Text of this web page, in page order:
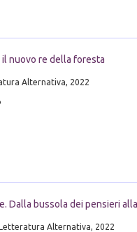
il nuovo re della foresta
Alternativa, 2022
Dalla bussola dei pensieri
Alternativa, 2022